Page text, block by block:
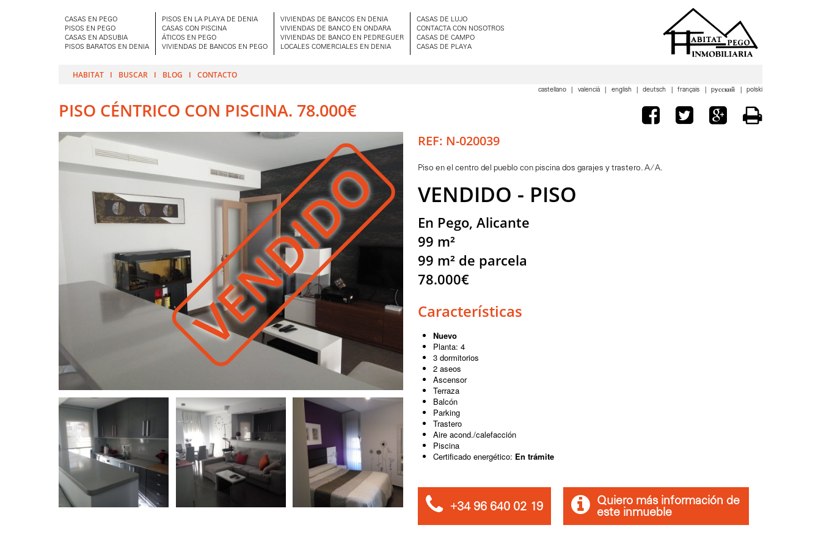
CASAS EN PEGO
PISOS EN PEGO
CASAS EN ADSUBIA
PISOS BARATOS EN DENIA
PISOS EN LA PLAYA DE DENIA
CASAS CON PISCINA
ÁTICOS EN PEGO
VIVIENDAS DE BANCOS EN PEGO
VIVIENDAS DE BANCOS EN DENIA
VIVIENDAS DE BANCO EN ONDARA
VIVIENDAS DE BANCO EN PEDREGUER
LOCALES COMERCIALES EN DENIA
CASAS DE LUJO
CONTACTA CON NOSOTROS
CASAS DE CAMPO
CASAS DE PLAYA
HABITAT BUSCAR BLOG CONTACTO
castellano valencià english deutsch français pусский polski
PISO CÉNTRICO CON PISCINA. 78.000€
VENDIDO
REF: N-020039
Piso en el centro del pueblo con piscina dos garajes y trastero. A/A.
VENDIDO - PISO
En Pego, Alicante
99 m²
99 m² de parcela
78.000€
Características
Nuevo
Planta: 4
3 dormitorios
2 aseos
Ascensor
Terraza
Balcón
Parking
Trastero
Aire acond./calefacción
Piscina
Certificado energético: En trámite
+34 96 640 02 19 Quiero más información de
este inmueble